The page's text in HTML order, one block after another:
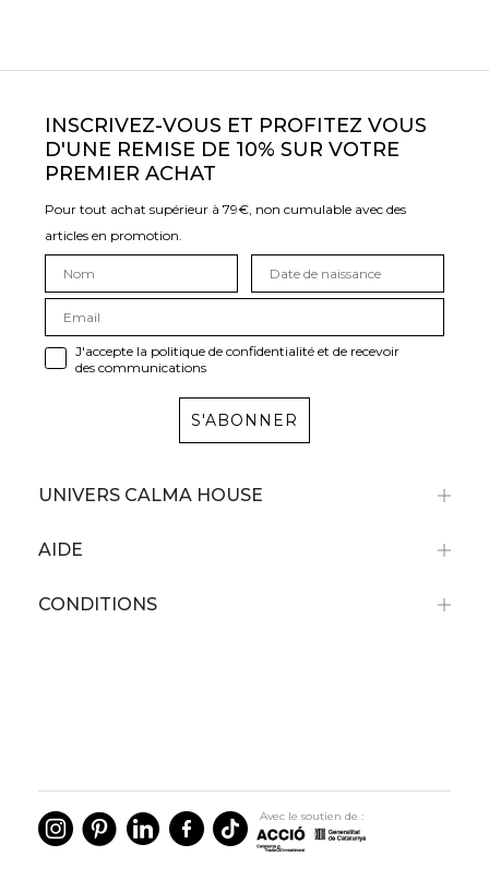
INSCRIVEZ-VOUS ET PROFITEZ VOUS
D'UNE REMISE DE 10% SUR VOTRE
PREMIER ACHAT
Pour tout achat supérieur à 79€, non cumulable avec des
articles en promotion.
J'accepte la politique de confidentialité et de recevoir
des communications
S'ABONNER
UNIVERS CALMA HOUSE
AIDE
CONDITIONS
Avec le soutien de :